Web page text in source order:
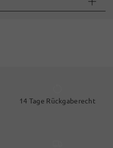
14 Tage Rückgaberecht